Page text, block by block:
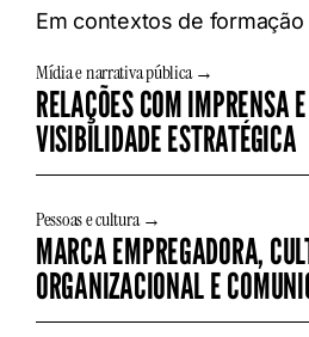
Mídia e narrativa pública →
RELAÇÕES COM IMPRENSA
VISIBILIDADE ESTRATÉGICA
Pessoas e cultura →
MARCA EMPREGADORA,
ORGANIZACIONAL E
Em contextos de formação